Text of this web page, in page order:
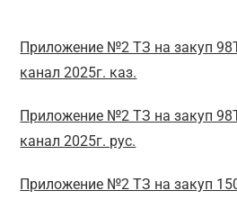
Приложение №2 ТЗ на закуп
канал 2025г. каз.
Приложение №2 ТЗ на закуп
канал 2025г. рус.
Приложение №2 ТЗ на закуп